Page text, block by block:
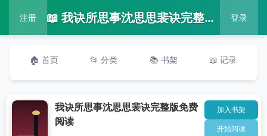
注册 📖 我诀所思事沈思思裴诀完整版免费阅读 登录
🏠 首页 📂 分类 📚 书架 📖 记录
我诀所思事沈思思裴诀完整版免费
阅读
加入书架
开始阅读